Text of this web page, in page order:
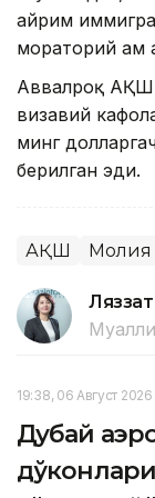
айрим
мораторий ҳам
Аввалроқ АҚШ
визавий
минг
берилган эди.
АҚШ Молия
19:38, 06 Август 2026
Дубай